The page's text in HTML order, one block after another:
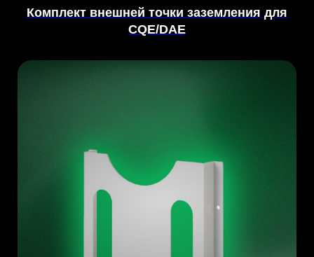
Комплект внешней точки заземления для
CQE/DAE